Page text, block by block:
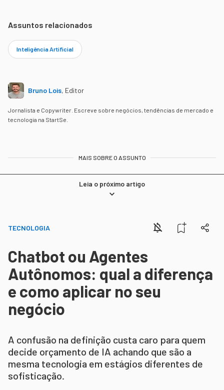
Assuntos relacionados
Inteligência Artificial
Bruno Lois, Editor
Jornalista e Copywriter. Escreve sobre negócios, tendências de mercado e
tecnologia na StartSe.
MAIS SOBRE O ASSUNTO
Leia o próximo artigo
TECNOLOGIA
Chatbot ou Agentes
Autônomos: qual a diferença
e como aplicar no seu
negócio
A confusão na definição custa caro para quem
decide orçamento de IA achando que são a
mesma tecnologia em estágios diferentes de
sofisticação.